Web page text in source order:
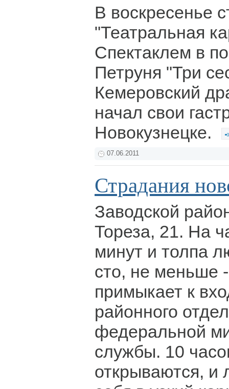
В воскресенье
"Театральная
Спектаклем в
Петруня "Три
Кемеровский
начал свои
Новокузнецке.
07.06.2011
Страдания
Заводской
Тореза, 21. На
минут и толпа
сто, не меньше
примыкает к
районного
федеральной
службы. 10
открываются, и